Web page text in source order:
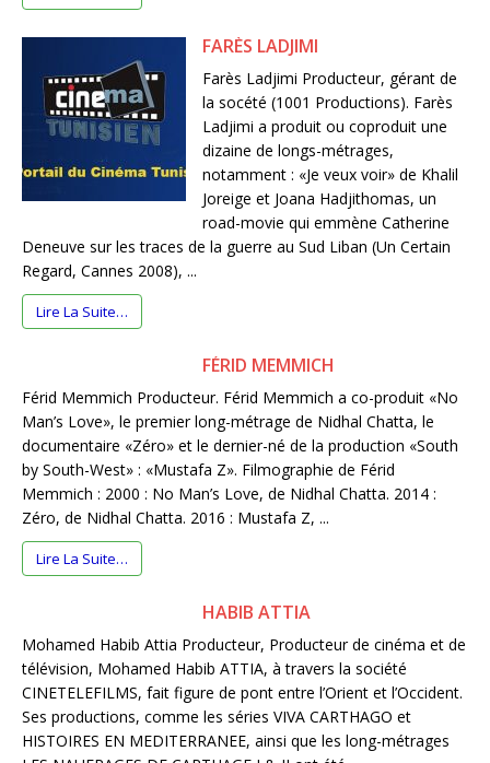
FARÈS LADJIMI
Farès Ladjimi Producteur, gérant de
la socété (1001 Productions). Farès
Ladjimi a produit ou coproduit une
dizaine de longs-métrages,
notamment : «Je veux voir» de Khalil
Joreige et Joana Hadjithomas, un
road-movie qui emmène Catherine
Deneuve sur les traces de la guerre au Sud Liban (Un Certain
Regard, Cannes 2008), ...
Lire La Suite…
FÉRID MEMMICH
Férid Memmich Producteur. Férid Memmich a co-produit «No
Man’s Love», le premier long-métrage de Nidhal Chatta, le
documentaire «Zéro» et le dernier-né de la production «South
by South-West» : «Mustafa Z». Filmographie de Férid
Memmich : 2000 : No Man’s Love, de Nidhal Chatta. 2014 :
Zéro, de Nidhal Chatta. 2016 : Mustafa Z, ...
Lire La Suite…
HABIB ATTIA
Mohamed Habib Attia Producteur, Producteur de cinéma et de
télévision, Mohamed Habib ATTIA, à travers la société
CINETELEFILMS, fait figure de pont entre l’Orient et l’Occident.
Ses productions, comme les séries VIVA CARTHAGO et
HISTOIRES EN MEDITERRANEE, ainsi que les long-métrages